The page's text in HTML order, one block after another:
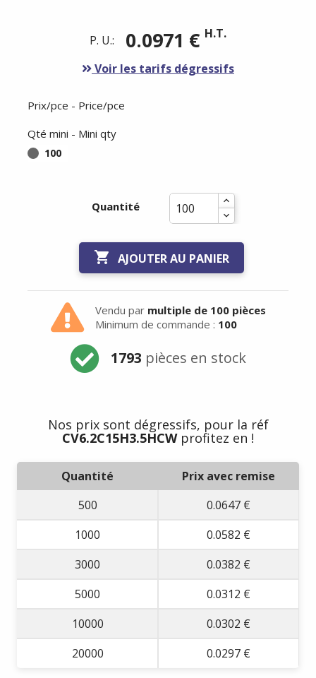
P. U.: 0.0971 € H.T.
Voir les tarifs dégressifs
Prix/pce - Price/pce
Qté mini - Mini qty
100
Quantité
 AJOUTER AU PANIER
Vendu par multiple de 100 pièces
Minimum de commande : 100
1793 pièces en stock
Nos prix sont dégressifs, pour la réf
CV6.2C15H3.5HCWprofitez en !
Quantité
Prix avec remise
500
0.0647 €
1000
0.0582 €
3000
0.0382 €
5000
0.0312 €
10000
0.0302 €
20000
0.0297 €